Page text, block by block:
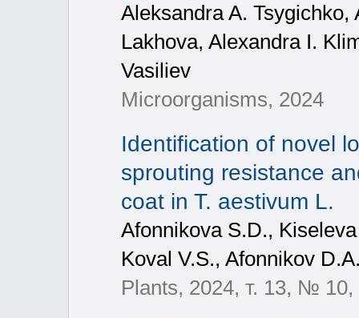
Aleksandra A. Tsygichko,
Lakhova, Alexandra I.
Vasiliev
Microorganisms, 2024
Identification of novel
sprouting resistance
coat in T. aestivum L.
Afonnikova S.D.,
Koval V.S., Afonnikov
Plants, 2024, т. 13, № 10,